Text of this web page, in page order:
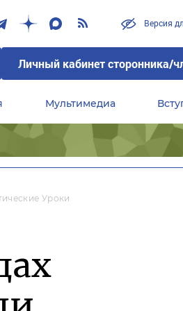
Версия
Личный кабинет сторонника/
Мультимедиа
Уроки